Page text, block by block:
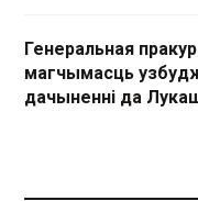
Генеральная
магчымасць
дачыненні да